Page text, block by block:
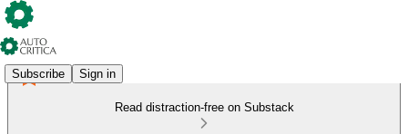
Subscribe Sign in
Read distraction-free on Substack